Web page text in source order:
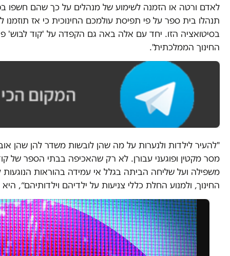
לאדם ורטה או הזמנה לשימוע של מנהלים על כך שהם חשפו
תנהלו בית ספר על פי תפיסת עולמכם החינוכית כי אז
בסיטואציה הזו. יחד עם אלה באה גם הקפדה על 'קוד לבוש'
החינוך הממלכתית".
"להעיר לילדות ולנערות על מה שהן לובשות משדר להן שהן
מסר מקטין ופוגעני עבורן. לא רק שהאכיפה בבתי הספר של
משפילה ועל שליחה הביתה בגלל אי עמידה בהוראות
החינוך, ולמנוע החלת כללי צניעות על ילדיהם וילדותיהם״,